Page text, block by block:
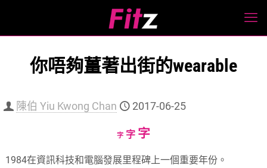
你唔夠薑著出街的wearable
陳伯 Yiu Kwong Chan 2017-06-25
字Decrease
size.
字Reset
size.
字Increase
size.
1984在資訊科技和電腦發展里程碑上一個重要年份。